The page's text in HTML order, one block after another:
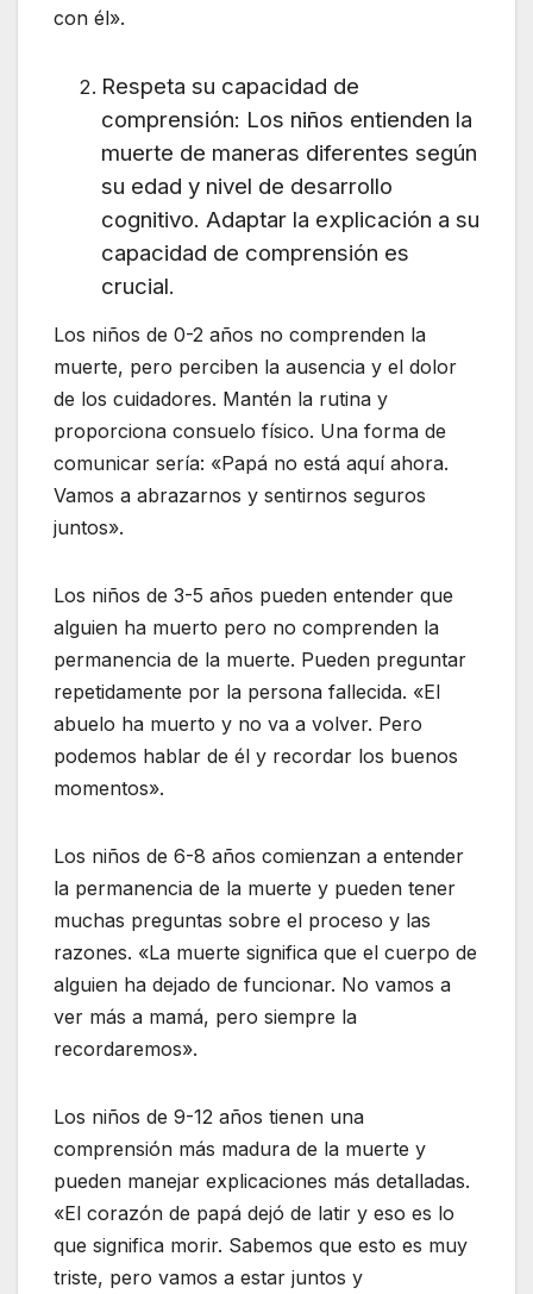
con él».
Respeta su capacidad de
comprensión: Los niños entienden la
muerte de maneras diferentes según
su edad y nivel de desarrollo
cognitivo. Adaptar la explicación a su
capacidad de comprensión es
crucial.
Los niños de 0-2 años no comprenden la
muerte, pero perciben la ausencia y el dolor
de los cuidadores. Mantén la rutina y
proporciona consuelo físico. Una forma de
comunicar sería: «Papá no está aquí ahora.
Vamos a abrazarnos y sentirnos seguros
juntos».
Los niños de 3-5 años pueden entender que
alguien ha muerto pero no comprenden la
permanencia de la muerte. Pueden preguntar
repetidamente por la persona fallecida. «El
abuelo ha muerto y no va a volver. Pero
podemos hablar de él y recordar los buenos
momentos».
Los niños de 6-8 años comienzan a entender
la permanencia de la muerte y pueden tener
muchas preguntas sobre el proceso y las
razones. «La muerte significa que el cuerpo de
alguien ha dejado de funcionar. No vamos a
ver más a mamá, pero siempre la
recordaremos».
Los niños de 9-12 años tienen una
comprensión más madura de la muerte y
pueden manejar explicaciones más detalladas.
«El corazón de papá dejó de latir y eso es lo
que significa morir. Sabemos que esto es muy
triste, pero vamos a estar juntos y